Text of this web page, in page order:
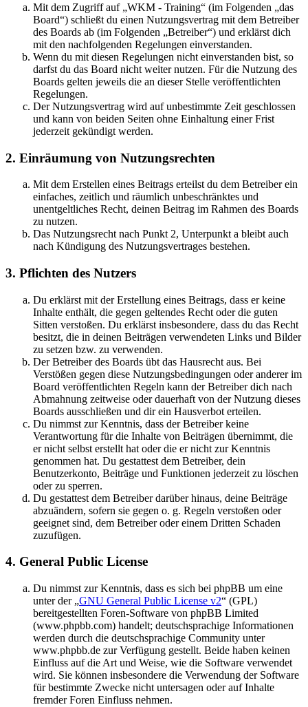
Mit dem Zugriff auf „WKM - Training“ (im Folgenden „das
Board“) schließt du einen Nutzungsvertrag mit dem Betreiber
des Boards ab (im Folgenden „Betreiber“) und erklärst dich
mit den nachfolgenden Regelungen einverstanden.
Wenn du mit diesen Regelungen nicht einverstanden bist, so
darfst du das Board nicht weiter nutzen. Für die Nutzung des
Boards gelten jeweils die an dieser Stelle veröffentlichten
Regelungen.
Der Nutzungsvertrag wird auf unbestimmte Zeit geschlossen
und kann von beiden Seiten ohne Einhaltung einer Frist
jederzeit gekündigt werden.
2. Einräumung von Nutzungsrechten
Mit dem Erstellen eines Beitrags erteilst du dem Betreiber ein
einfaches, zeitlich und räumlich unbeschränktes und
unentgeltliches Recht, deinen Beitrag im Rahmen des Boards
zu nutzen.
Das Nutzungsrecht nach Punkt 2, Unterpunkt a bleibt auch
nach Kündigung des Nutzungsvertrages bestehen.
3. Pflichten des Nutzers
Du erklärst mit der Erstellung eines Beitrags, dass er keine
Inhalte enthält, die gegen geltendes Recht oder die guten
Sitten verstoßen. Du erklärst insbesondere, dass du das Recht
besitzt, die in deinen Beiträgen verwendeten Links und Bilder
zu setzen bzw. zu verwenden.
Der Betreiber des Boards übt das Hausrecht aus. Bei
Verstößen gegen diese Nutzungsbedingungen oder anderer im
Board veröffentlichten Regeln kann der Betreiber dich nach
Abmahnung zeitweise oder dauerhaft von der Nutzung dieses
Boards ausschließen und dir ein Hausverbot erteilen.
Du nimmst zur Kenntnis, dass der Betreiber keine
Verantwortung für die Inhalte von Beiträgen übernimmt, die
er nicht selbst erstellt hat oder die er nicht zur Kenntnis
genommen hat. Du gestattest dem Betreiber, dein
Benutzerkonto, Beiträge und Funktionen jederzeit zu löschen
oder zu sperren.
Du gestattest dem Betreiber darüber hinaus, deine Beiträge
abzuändern, sofern sie gegen o. g. Regeln verstoßen oder
geeignet sind, dem Betreiber oder einem Dritten Schaden
zuzufügen.
4. General Public License
Du nimmst zur Kenntnis, dass es sich bei phpBB um eine
unter der „GNU General Public License v2“ (GPL)
bereitgestellten Foren-Software von phpBB Limited
(www.phpbb.com) handelt; deutschsprachige Informationen
werden durch die deutschsprachige Community unter
www.phpbb.de zur Verfügung gestellt. Beide haben keinen
Einfluss auf die Art und Weise, wie die Software verwendet
wird. Sie können insbesondere die Verwendung der Software
für bestimmte Zwecke nicht untersagen oder auf Inhalte
fremder Foren Einfluss nehmen.